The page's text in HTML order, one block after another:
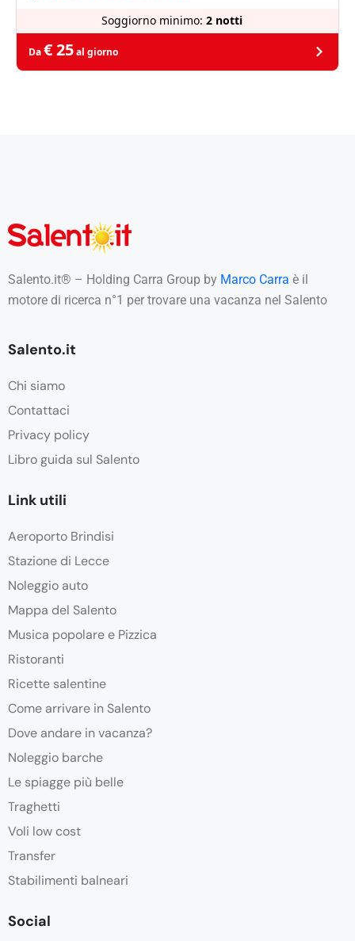
Soggiorno minimo: 2 notti
Da€ 25al giorno
Salento.it® – Holding Carra Group by Marco Carra è il
motore di ricerca n°1 per trovare una vacanza nel Salento
Salento.it
Chi siamo
Contattaci
Privacy policy
Libro guida sul Salento
Link utili
Aeroporto Brindisi
Stazione di Lecce
Noleggio auto
Mappa del Salento
Musica popolare e Pizzica
Ristoranti
Ricette salentine
Come arrivare in Salento
Dove andare in vacanza?
Noleggio barche
Le spiagge più belle
Traghetti
Voli low cost
Transfer
Stabilimenti balneari
Social